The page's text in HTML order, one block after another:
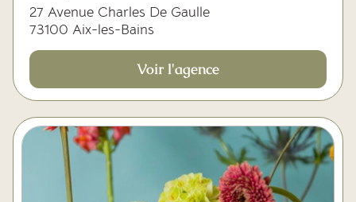
27 Avenue Charles De Gaulle
73100 Aix-les-Bains
Voir l'agence